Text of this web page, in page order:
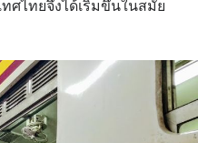
ศไทยจึงได้เริ่มขึ้นในสมัย